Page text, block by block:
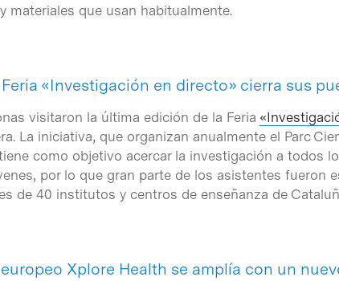
materiales que usan habitualmente.
Feria «Investigación en directo» cierra sus
visitaron la última edición de la Feria
La iniciativa, que organizan anualmente el Parc
como objetivo acercar la investigación a todos
por lo que gran parte de los asistentes fueron
de 40 institutos y centros de enseñanza de
Xplore Health se amplía con un